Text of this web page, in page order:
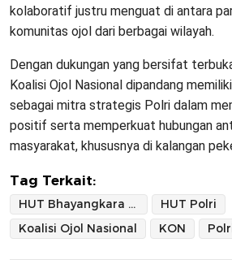
kolaboratif justru menguat di antara
komunitas ojol dari berbagai wilayah.
Dengan dukungan yang bersifat
Koalisi Ojol Nasional dipandang
sebagai mitra strategis Polri dalam
positif serta memperkuat hubungan
masyarakat, khususnya di kalangan
Tag Terkait:
HUT Bhayangkara ke-79
HUT Polri
Koalisi Ojol Nasional
KON